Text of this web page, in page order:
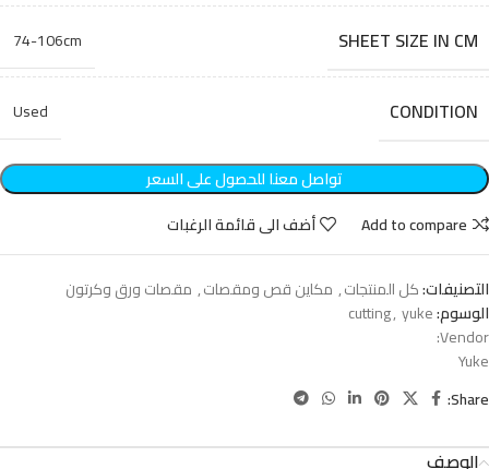
SHEET SIZE IN CM
74-106cm
CONDITION
Used
تواصل معنا للحصول على السعر
Add to compare
أضف الى قائمة الرغبات
التصنيفات:كل المنتجات, مكاين قص ومقصات, مقصات ورق وكرتون
الوسوم:
cutting, yuke
Vendor:
Yuke
Share:
الوصف